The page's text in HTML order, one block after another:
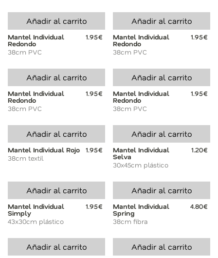
Añadir al carrito
Mantel Individual
Redondo
1.95€
38cm PVC
Añadir al carrito
Mantel Individual
Redondo
1.95€
38cm PVC
Añadir al carrito
Mantel Individual
Redondo
1.95€
38cm PVC
Añadir al carrito
Mantel Individual
Redondo
1.95€
38cm PVC
Añadir al carrito
Mantel Individual Rojo
1.95€
38cm textil
Añadir al carrito
Mantel Individual
Selva
1.20€
30x45cm plástico
Añadir al carrito
Mantel Individual
Simply
1.95€
43x30cm plástico
Añadir al carrito
Mantel Individual
Spring
4.80€
38cm fibra
Añadir al carrito Añadir al carrito